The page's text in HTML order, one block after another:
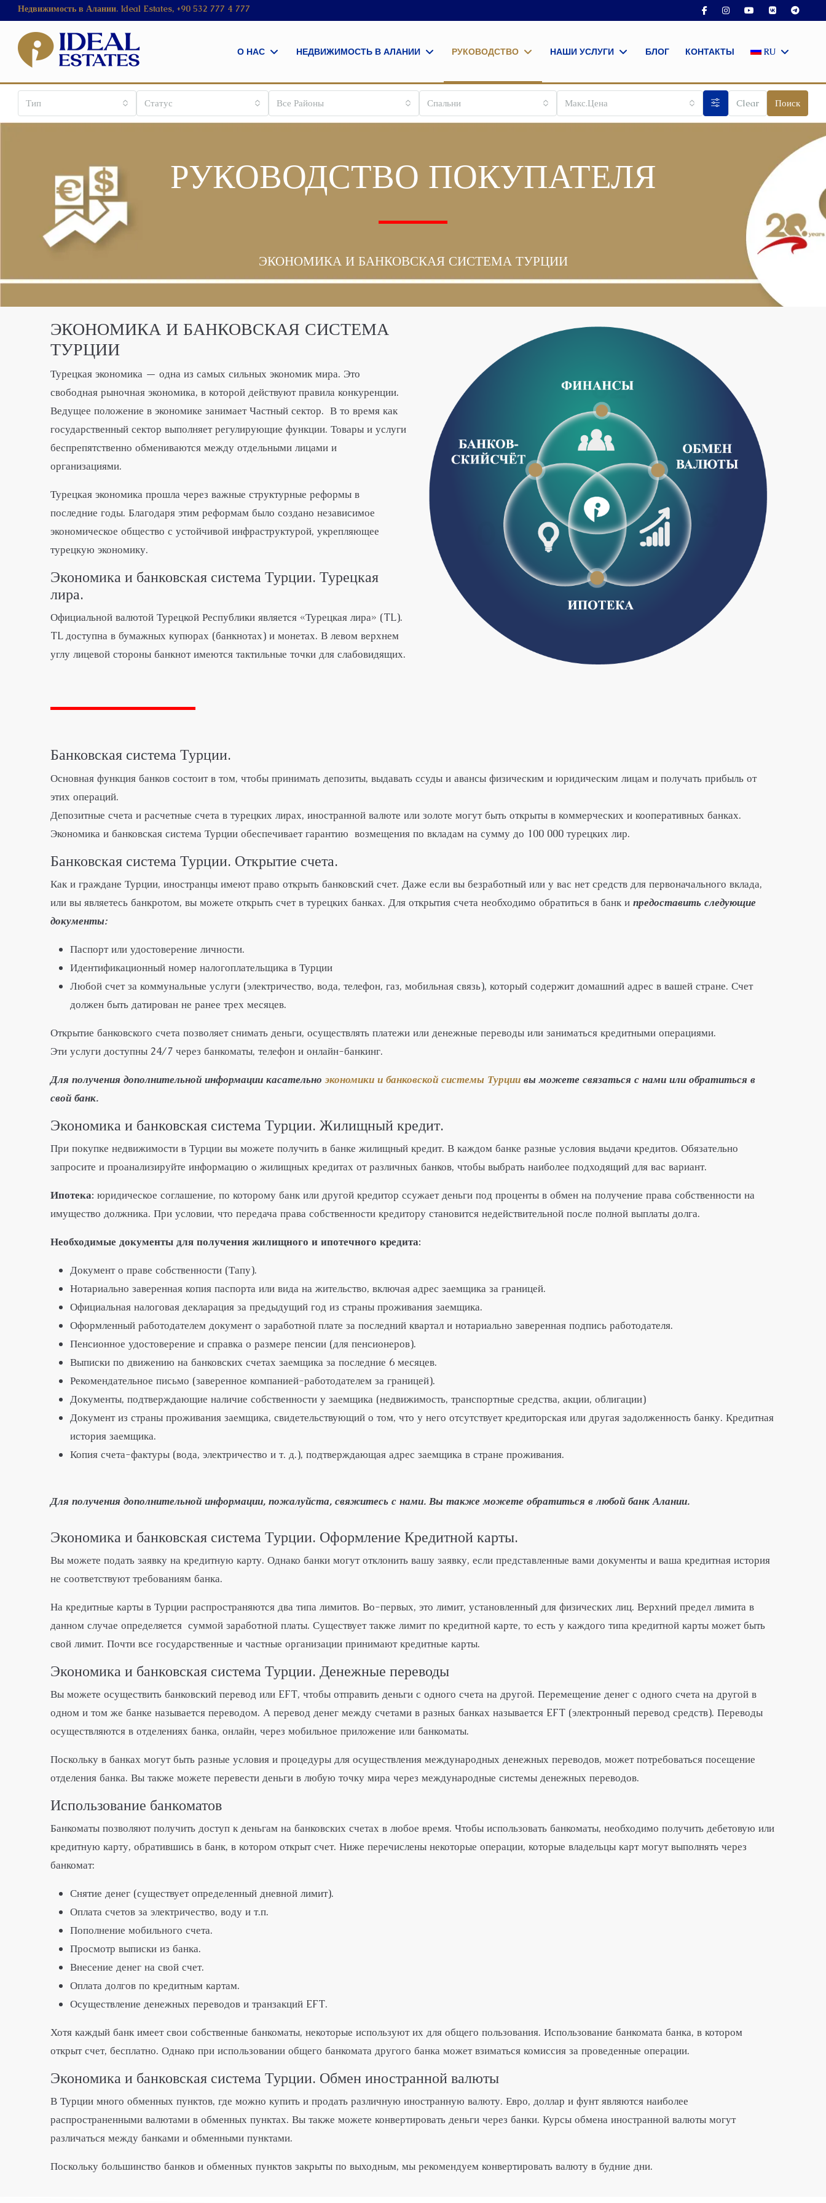
Недвижимость в Алании. Ideal Estates, +90 532 777 4 777
О НАС НЕДВИЖИМОСТЬ В АЛАНИИ РУКОВОДСТВО НАШИ УСЛУГИ БЛОГ КОНТАКТЫ RU
Тип Статус Все Районы Спальни Макс.Цена Clear Поиск
РУКОВОДСТВО ПОКУПАТЕЛЯ
ЭКОНОМИКА И БАНКОВСКАЯ СИСТЕМА ТУРЦИИ
ЭКОНОМИКА И БАНКОВСКАЯ СИСТЕМА
ТУРЦИИ
Турецкая экономика — одна из самых сильных экономик мира. Это
свободная рыночная экономика, в которой действуют правила конкуренции.
Ведущее положение в экономике занимает Частный сектор. В то время как
государственный сектор выполняет регулирующие функции. Товары и услуги
беспрепятственно обмениваются между отдельными лицами и
организациями.
Турецкая экономика прошла через важные структурные реформы в
последние годы. Благодаря этим реформам было создано независимое
экономическое общество с устойчивой инфраструктурой, укрепляющее
турецкую экономику.
Экономика и банковская система Турции. Турецкая
лира.
Официальной валютой Турецкой Республики является «Турецкая лира» (TL).
TL доступна в бумажных купюрах (банкнотах) и монетах. В левом верхнем
углу лицевой стороны банкнот имеются тактильные точки для слабовидящих.
Банковская система Турции.
Основная функция банков состоит в том, чтобы принимать депозиты, выдавать ссуды и авансы физическим и юридическим лицам и получать прибыль от
этих операций.
Депозитные счета и расчетные счета в турецких лирах, иностранной валюте или золоте могут быть открыты в коммерческих и кооперативных банках.
Экономика и банковская система Турции обеспечивает гарантию возмещения по вкладам на сумму до 100 000 турецких лир.
Банковская система Турции. Открытие счета.
Как и граждане Турции, иностранцы имеют право открыть банковский счет. Даже если вы безработный или у вас нет средств для первоначального вклада,
или вы являетесь банкротом, вы можете открыть счет в турецких банках. Для открытия счета необходимо обратиться в банк и предоставить следующие
документы:
Паспорт или удостоверение личности.
Идентификационный номер налогоплательщика в Турции
Любой счет за коммунальные услуги (электричество, вода, телефон, газ, мобильная связь), который содержит домашний адрес в вашей стране. Счет
должен быть датирован не ранее трех месяцев.
Открытие банковского счета позволяет снимать деньги, осуществлять платежи или денежные переводы или заниматься кредитными операциями.
Эти услуги доступны 24/7 через банкоматы, телефон и онлайн-банкинг.
Для получения дополнительной информации касательноэкономики и банковской системы Турции вы можете связаться с нами или обратиться в
свой банк.
Экономика и банковская система Турции. Жилищный кредит.
При покупке недвижимости в Турции вы можете получить в банке жилищный кредит. В каждом банке разные условия выдачи кредитов. Обязательно
запросите и проанализируйте информацию о жилищных кредитах от различных банков, чтобы выбрать наиболее подходящий для вас вариант.
Ипотека: юридическое соглашение, по которому банк или другой кредитор ссужает деньги под проценты в обмен на получение права собственности на
имущество должника. При условии, что передача права собственности кредитору становится недействительной после полной выплаты долга.
Необходимые документы для получения жилищного и ипотечного кредита:
Документ о праве собственности (Тапу).
Нотариально заверенная копия паспорта или вида на жительство, включая адрес заемщика за границей.
Официальная налоговая декларация за предыдущий год из страны проживания заемщика.
Оформленный работодателем документ о заработной плате за последний квартал и нотариально заверенная подпись работодателя.
Пенсионное удостоверение и справка о размере пенсии (для пенсионеров).
Выписки по движению на банковских счетах заемщика за последние 6 месяцев.
Рекомендательное письмо (заверенное компанией-работодателем за границей).
Документы, подтверждающие наличие собственности у заемщика (недвижимость, транспортные средства, акции, облигации)
Документ из страны проживания заемщика, свидетельствующий о том, что у него отсутствует кредиторская или другая задолженность банку. Кредитная
история заемщика.
Копия счета-фактуры (вода, электричество и т. д.), подтверждающая адрес заемщика в стране проживания.
Для получения дополнительной информации, пожалуйста, свяжитесь с нами. Вы также можете обратиться в любой банк Алании.
Экономика и банковская система Турции. Оформление Кредитной карты.
Вы можете подать заявку на кредитную карту. Однако банки могут отклонить вашу заявку, если представленные вами документы и ваша кредитная история
не соответствуют требованиям банка.
На кредитные карты в Турции распространяются два типа лимитов. Во-первых, это лимит, установленный для физических лиц. Верхний предел лимита в
данном случае определяется суммой заработной платы. Существует также лимит по кредитной карте, то есть у каждого типа кредитной карты может быть
свой лимит. Почти все государственные и частные организации принимают кредитные карты.
Экономика и банковская система Турции. Денежные переводы
Вы можете осуществить банковский перевод или EFT, чтобы отправить деньги с одного счета на другой. Перемещение денег с одного счета на другой в
одном и том же банке называется переводом. А перевод денег между счетами в разных банках называется EFT (электронный перевод средств). Переводы
осуществляются в отделениях банка, онлайн, через мобильное приложение или банкоматы.
Поскольку в банках могут быть разные условия и процедуры для осуществления международных денежных переводов, может потребоваться посещение
отделения банка. Вы также можете перевести деньги в любую точку мира через международные системы денежных переводов.
Использование банкоматов
Банкоматы позволяют получить доступ к деньгам на банковских счетах в любое время. Чтобы использовать банкоматы, необходимо получить дебетовую или
кредитную карту, обратившись в банк, в котором открыт счет. Ниже перечислены некоторые операции, которые владельцы карт могут выполнять через
банкомат:
Снятие денег (существует определенный дневной лимит).
Оплата счетов за электричество, воду и т.п.
Пополнение мобильного счета.
Просмотр выписки из банка.
Внесение денег на свой счет.
Оплата долгов по кредитным картам.
Осуществление денежных переводов и транзакций EFT.
Хотя каждый банк имеет свои собственные банкоматы, некоторые используют их для общего пользования. Использование банкомата банка, в котором
открыт счет, бесплатно. Однако при использовании общего банкомата другого банка может взиматься комиссия за проведенные операции.
Экономика и банковская система Турции. Обмен иностранной валюты
В Турции много обменных пунктов, где можно купить и продать различную иностранную валюту. Евро, доллар и фунт являются наиболее
распространенными валютами в обменных пунктах. Вы также можете конвертировать деньги через банки. Курсы обмена иностранной валюты могут
различаться между банками и обменными пунктами.
Поскольку большинство банков и обменных пунктов закрыты по выходным, мы рекомендуем конвертировать валюту в будние дни.